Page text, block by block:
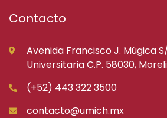
Contacto
Avenida Francisco J. Múgica
Universitaria C.P. 58030,
(+52) 443 322 3500
contacto@umich.mx